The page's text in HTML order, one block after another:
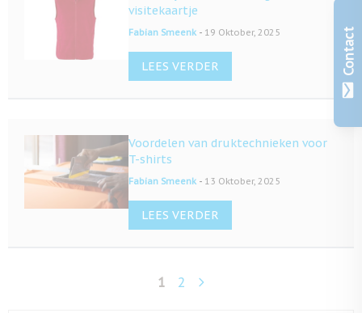
Contact
visitekaartje
Fabian Smeenk - 19 Oktober, 2025
LEES VERDER
Voordelen van druktechnieken voor
T-shirts
Fabian Smeenk - 13 Oktober, 2025
LEES VERDER
U lees momenteel pagina
1 Pagina
2